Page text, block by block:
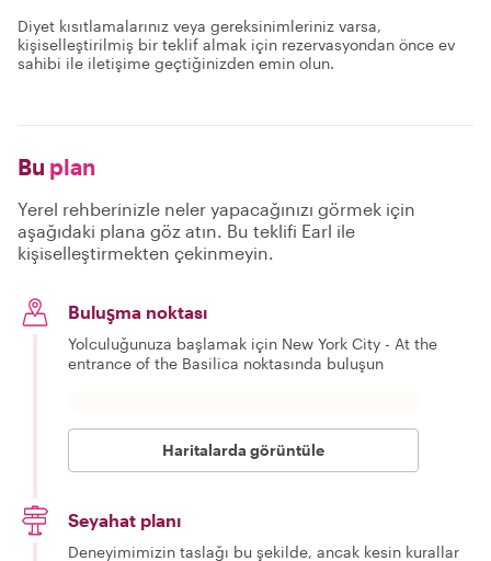
Diyet kısıtlamalarınız veya gereksinimleriniz varsa,
kişiselleştirilmiş bir teklif almak için rezervasyondan önce ev
sahibi ile iletişime geçtiğinizden emin olun.
Bu plan
Yerel rehberinizle neler yapacağınızı görmek için
aşağıdaki plana göz atın. Bu teklifi Earl ile
kişiselleştirmekten çekinmeyin.
Buluşma noktası
Yolculuğunuza başlamak için New York City - At the
entrance of the Basilica noktasında buluşun
Haritalarda görüntüle
Seyahat planı
Deneyimimizin taslağı bu şekilde, ancak kesin kurallar